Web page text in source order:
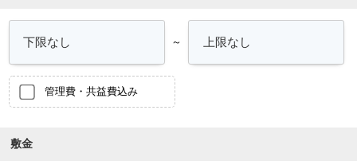
～
管理費・共益費込み
敷金